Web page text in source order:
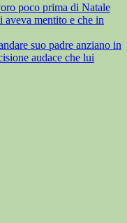
poco prima di Natale
mentito e che in
suo padre anziano in
audace che lui